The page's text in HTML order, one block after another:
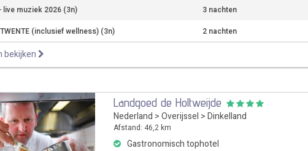
live muziek 2026 (3n)
3 nachten
(inclusief wellness) (3n)
2 nachten
bekijken
Landgoed de Holtweijde
Nederland > Overijssel > Dinkelland
Afstand: 46,2 km
Gastronomisch tophotel